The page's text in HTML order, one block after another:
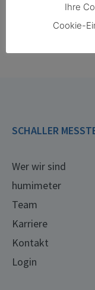
ONORM EN ISO
SCHALLER
Wer wir sind
humimeter
Team
Karriere
Kontakt
Login
Ihre
Cookie-